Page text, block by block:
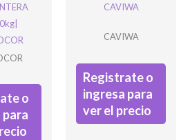
o
para
CAVIWA
CAVIWA
Registrate o
ingresa para
ver el precio